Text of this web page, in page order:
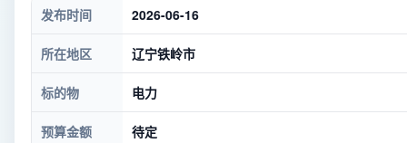
发布时间 2026-06-16
所在地区 辽宁铁岭市
标的物 电力
预算金额 待定